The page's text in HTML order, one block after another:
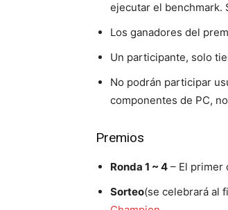
ejecutar el benchmark.
Los ganadores del
Un participante, solo
No podrán participar
componentes de PC,
Premios
Ronda 1 ~ 4 – El primer
Sorteo(se celebrará al